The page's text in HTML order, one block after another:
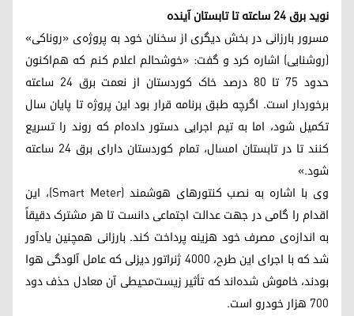
نوید برق ۲۴ ساعته تا تابستان آینده
مسرور بارزانی در بخش دیگری از سخنان خود به پروژه‌ی «روناکی»
(روشنایی) اشاره کرد و گفت: «خوشحالم اعلام کنم که هم‌اکنون
حدود ۷۵ تا ۸۰ درصد خاک کوردستان از نعمت برق ۲۴ ساعته
برخوردار است. اگرچه طبق برنامه قرار بود این پروژه تا پایان سال
تکمیل شود، اما به تیم اجرایی دستور داده‌ام که روند را تسریع
کنند تا در تابستان امسال، تمام کوردستان دارای برق ۲۴ ساعته
شود.»
وی با اشاره به نصب کنتورهای هوشمند (Smart Meter)، این
اقدام را گامی در جهت عدالت اجتماعی دانست تا هر مشترک دقیقاً
به اندازه‌ی مصرف خود هزینه پرداخت کند. بارزانی همچنین یادآور
شد که با اجرای این طرح، ۴۰۰۰ ژنراتور دیزلی که عامل آلودگی هوا
بودند، خاموش شده‌اند که تأثیر زیست‌محیطی آن معادل حذف دود
۷۰۰ هزار خودرو است.